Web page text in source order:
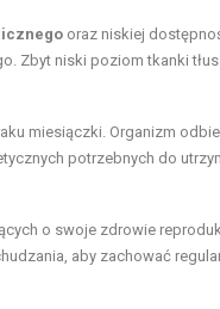
oraz niskiej
Zbyt niski poziom tkanki
miesiączki. Organizm
potrzebnych do
o swoje zdrowie
aby zachować